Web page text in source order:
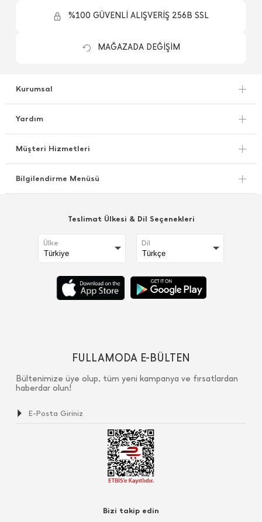
%100 GÜVENLİ ALIŞVERİŞ 256B SSL
MAĞAZADA DEĞİŞİM
Kurumsal
Yardım
Müşteri Hizmetleri
Bilgilendirme Menüsü
Teslimat Ülkesi & Dil Seçenekleri
Ülke Dil
FULLAMODA E-BÜLTEN
Bültenimize üye olup, tüm yeni kampanya ve fırsatlardan
haberdar olun!
Bizi takip edin